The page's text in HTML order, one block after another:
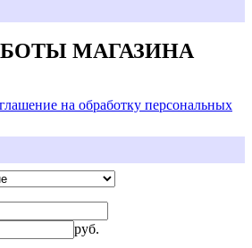
МАГАЗИНА
на обработку персональных
руб.